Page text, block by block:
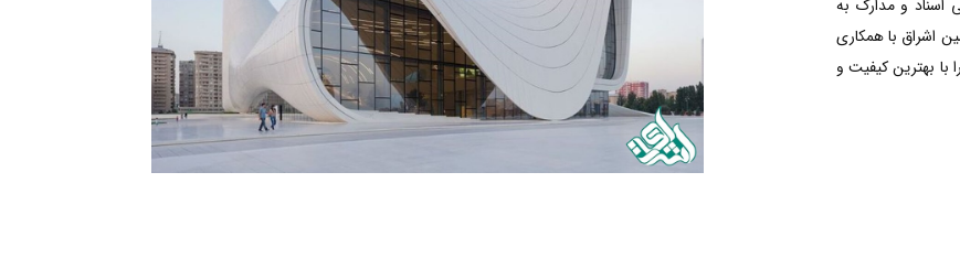
اسناد و مدارک به
اشراق با همکاری
بهترین کیفیت و